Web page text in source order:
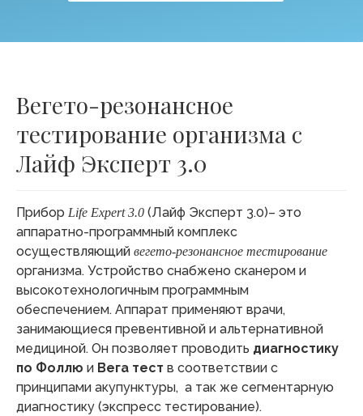
Вегето-резонансное
тестирование организма с
Лайф Эксперт 3.0
Прибор Life Expert 3.0 (Лайф Эксперт 3.0)– это
аппаратно-программный комплекс
осуществляющий вегето-резонансное тестирование
организма. Устройство снабжено сканером и
высокотехнологичным программным
обеспечением. Аппарат применяют врачи,
занимающиеся превентивной и альтернативной
медициной. Он позволяет проводить диагностику
по Фоллю и Вега тест в соответствии с
принципами акупунктуры, а так же сегментарную
диагностику (экспресс тестирование).